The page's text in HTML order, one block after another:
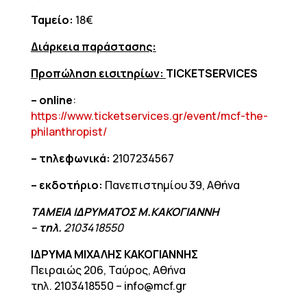
Ταμείο: 18€
Διάρκεια παράστασης:
Προπώληση εισιτηρίων: TICKETSERVICES
– online:
https://www.ticketservices.gr/event/mcf-the-
philanthropist/
– τηλεφωνικά: 2107234567
– εκδοτήριο: Πανεπιστημίου 39, Αθήνα
ΤΑΜΕΙΑ ΙΔΡΥΜΑΤΟΣ Μ.ΚΑΚΟΓΙΑΝΝΗ
– τηλ. 2103418550
ΙΔΡΥΜΑ ΜΙΧΑΛΗΣ ΚΑΚΟΓΙΑΝΝΗΣ
Πειραιώς 206, Ταύρος, Αθήνα
τηλ. 2103418550 – info@mcf.gr